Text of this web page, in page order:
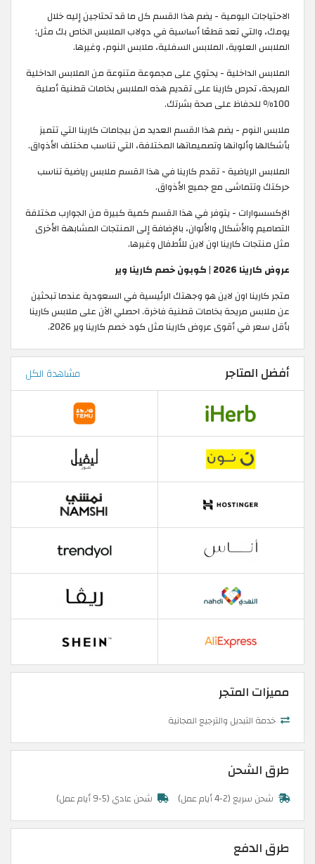
الاحتياجات اليومية - يضم هذا القسم كل ما قد تحتاجين إليه خلال
يومك، والتي تعد قطعًا أساسية في دولاب الملابس الخاص بك مثل:
الملابس العلوية، الملابس السفلية، ملابس النوم، وغيرها.
الملابس الداخلية - يحتوي على مجموعة متنوعة من الملابس الداخلية
المريحة، تحرص كارينا على تقديم هذه الملابس بخامات قطنية أصلية
100٪ للحفاظ على صحة بشرتك.
ملابس النوم - يضم هذا القسم العديد من بيجامات كارينا التي تتميز
بأشكالها وألوانها وتصميماتها المختلفة، التي تناسب مختلف الأذواق.
الملابس الرياضية - تقدم كارينا في هذا القسم ملابس رياضية تناسب
حركتك وتتماشى مع جميع الأذواق.
الإكسسوارات - يتوفر في هذا القسم كمية كبيرة من الجوارب مختلفة
التصاميم والأشكال والألوان، بالإضافة إلى المنتجات المشابهة الأخرى
مثل منتجات كارينا اون لاين للأطفال وغيرها.
عروض كارينا 2026 | كوبون خصم كارينا وير
متجر كارينا اون لاين هو وجهتك الرئيسية في السعودية عندما تبحثين
عن ملابس مريحة بخامات قطنية فاخرة. احصلي الآن على ملابس كارينا
بأقل سعر في أقوى عروض كارينا مثل كود خصم كارينا وير 2026.
أفضل المتاجر مشاهدة الكل
مميزات المتجر
خدمة التبديل والترجيع المجانية
طرق الشحن
شحن سريع (2-4 أيام عمل) شحن عادي (5-9 أيام عمل)
طرق الدفع